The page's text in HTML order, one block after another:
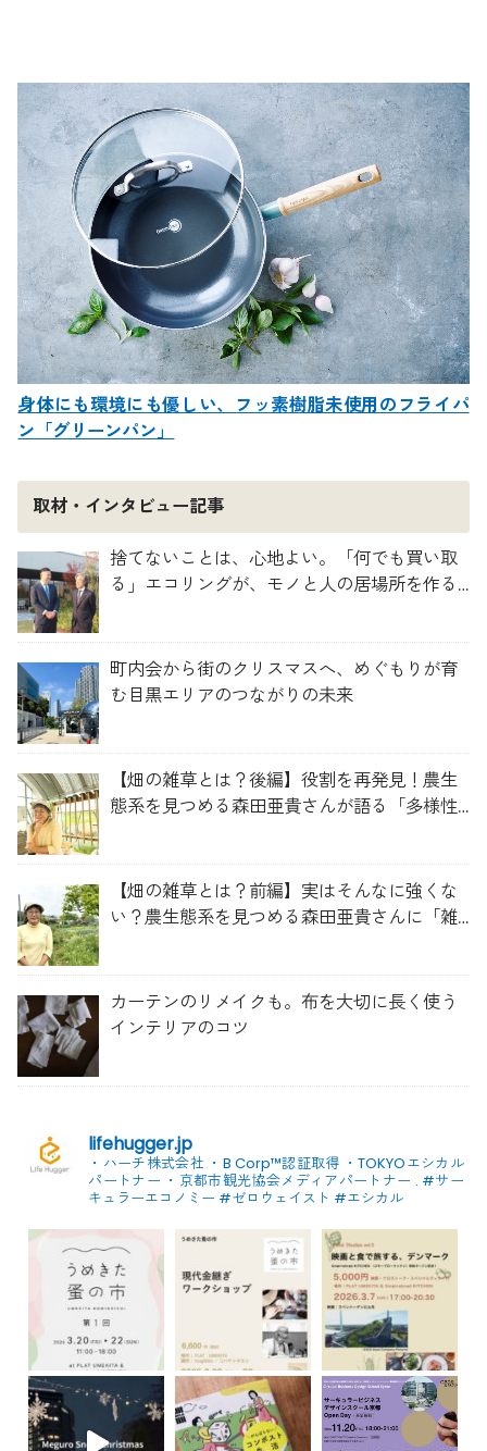
身体にも環境にも優しい、フッ素樹脂未使用のフライパ
ン「グリーンパン」
取材・インタビュー記事
捨てないことは、心地よい。「何でも買い取
る」エコリングが、モノと人の居場所を作る
町内会から街のクリスマスへ、めぐもりが育
む目黒エリアのつながりの未来
【畑の雑草とは？後編】役割を再発見！農生
態系を見つめる森田亜貴さんが語る「多様性
【畑の雑草とは？前編】実はそんなに強くな
い？農生態系を見つめる森田亜貴さんに「雑
カーテンのリメイクも。布を大切に長く使う
インテリアのコツ
lifehugger.jp
・ハーチ株式会社 ・B Corp™認証取得 ・TOKYOエシカル
パートナー ・京都市観光協会メディアパートナー . #サー
キュラーエコノミー #ゼロウェイスト #エシカル